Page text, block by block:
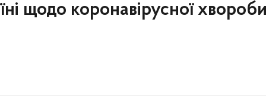
щодо коронавірусної хвороби